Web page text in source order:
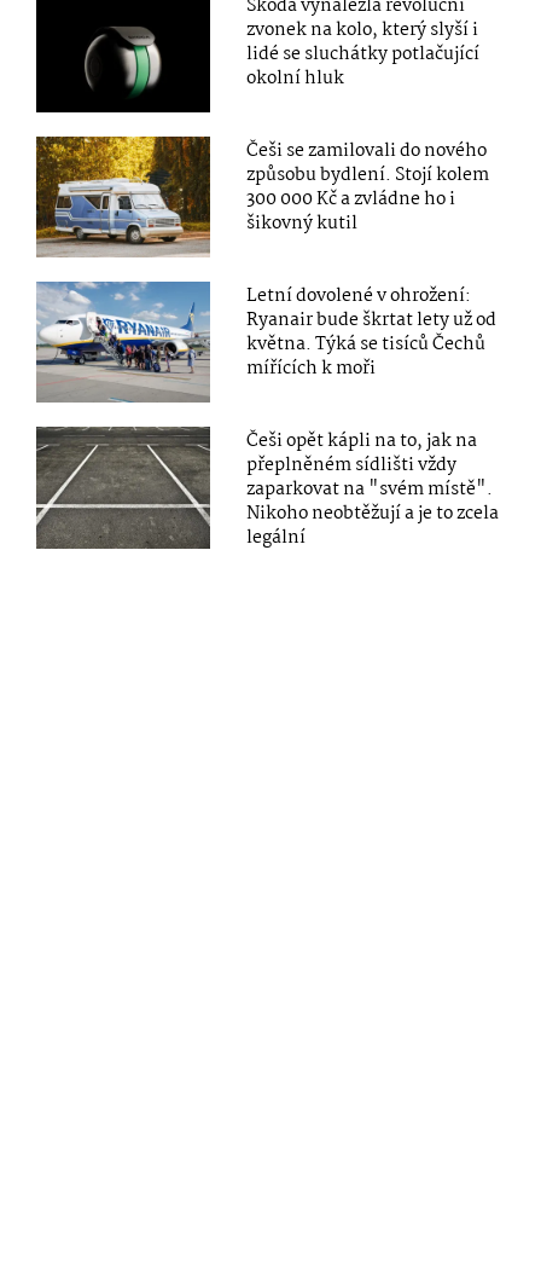
Škoda vynalezla revoluční
zvonek na kolo, který slyší i
lidé se sluchátky potlačující
okolní hluk
Češi se zamilovali do nového
způsobu bydlení. Stojí kolem
300 000 Kč a zvládne ho i
šikovný kutil
Letní dovolené v ohrožení:
Ryanair bude škrtat lety už od
května. Týká se tisíců Čechů
mířících k moři
Češi opět kápli na to, jak na
přeplněném sídlišti vždy
zaparkovat na "svém místě".
Nikoho neobtěžují a je to zcela
legální